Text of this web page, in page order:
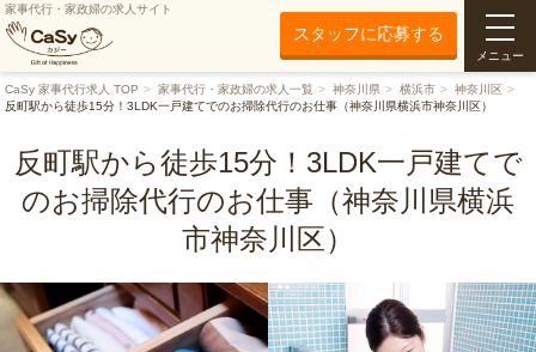
家事代行・家政婦の求人サイト
スタッフに応募する
メニュー
CaSy 家事代行求人 TOP 家事代行・家政婦の求人一覧 神奈川県 横浜市
神奈川区
反町駅から徒歩15分！3LDK一戸建てでのお掃除代行のお仕事（神奈川県横浜市神奈川区）
反町駅から徒歩15分！3LDK一戸建てで
のお掃除代行のお仕事（神奈川県横浜
市神奈川区）